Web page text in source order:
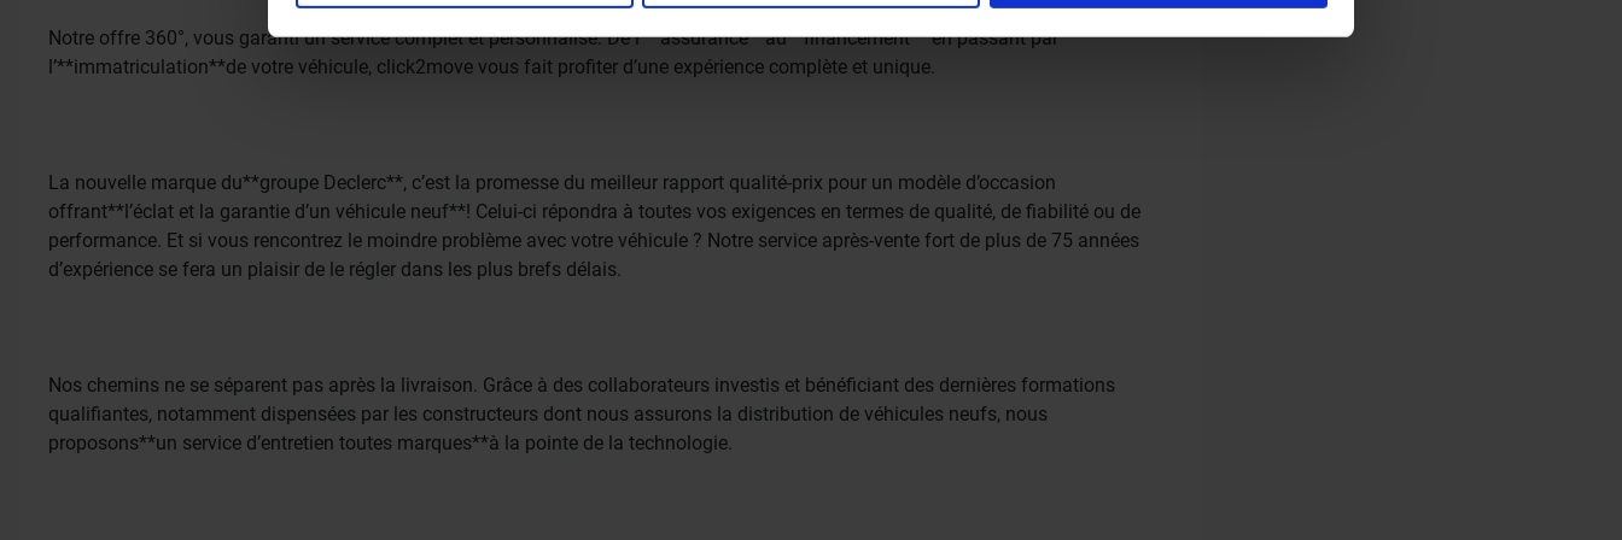
Notre offre 360°, vous garanti un service complet et personnalisé. De l’**assurance**au**financement** en passant par
l’**immatriculation**de votre véhicule, click2move vous fait profiter d’une expérience complète et unique.
La nouvelle marque du**groupe Declerc**, c’est la promesse du meilleur rapport qualité-prix pour un modèle d’occasion
offrant**l’éclat et la garantie d’un véhicule neuf**! Celui-ci répondra à toutes vos exigences en termes de qualité, de fiabilité ou de
performance. Et si vous rencontrez le moindre problème avec votre véhicule ? Notre service après-vente fort de plus de 75 années
d’expérience se fera un plaisir de le régler dans les plus brefs délais.
Nos chemins ne se séparent pas après la livraison. Grâce à des collaborateurs investis et bénéficiant des dernières formations
qualifiantes, notamment dispensées par les constructeurs dont nous assurons la distribution de véhicules neufs, nous
proposons**un service d’entretien toutes marques**à la pointe de la technologie.